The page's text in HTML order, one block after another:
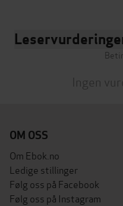
Ingen
OM OSS
Om Ebok.no
Ledige stillinger
Følg oss på Facebook
Følg oss på Instagram